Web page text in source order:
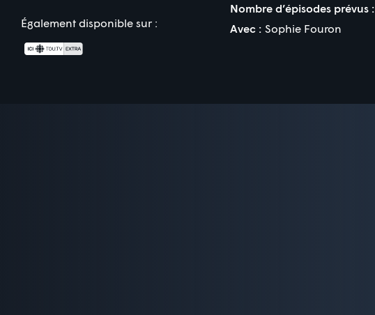
Également disponible sur :
Nombre d’épisodes prévus :
Avec : Sophie Fouron